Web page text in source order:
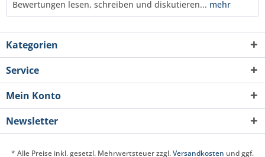
Bewertungen lesen, schreiben und diskutieren... mehr
Kategorien
Service
Mein Konto
Newsletter
* Alle Preise inkl. gesetzl. Mehrwertsteuer zzgl.Versandkosten und ggf.